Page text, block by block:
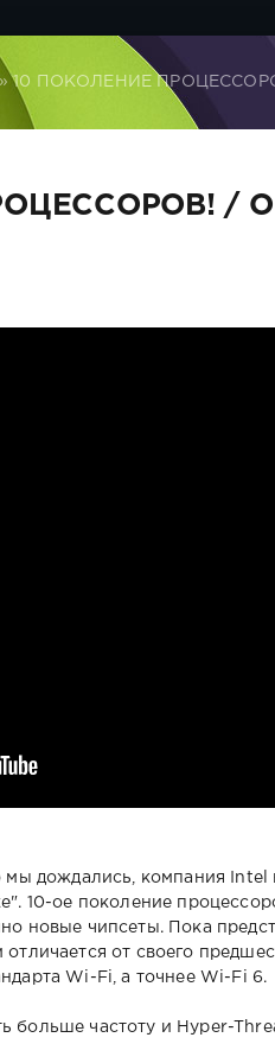
» 10 ПОКОЛЕНИЕ
/
мы дождались, компания
10-ое поколение
новые чипсеты. Пока
от своего
Wi-Fi, а точнее Wi-Fi 6.
больше частоту и Hyper-